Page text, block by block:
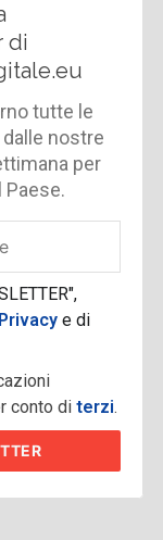
di
tutte le
nostre
per
Paese.
e di
conto diterzi.